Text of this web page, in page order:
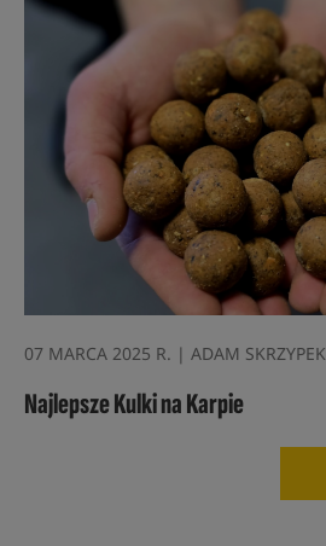
07 MARCA 2025 R. | ADAM SKRZYPEK
Najlepsze Kulki na Karpie